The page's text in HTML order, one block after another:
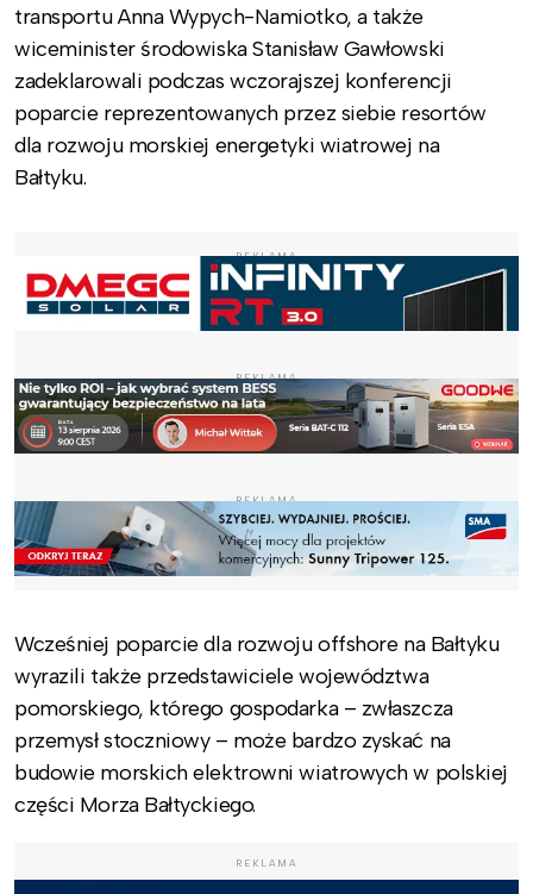
transportu Anna Wypych-Namiotko, a także
wiceminister środowiska Stanisław Gawłowski
zadeklarowali podczas wczorajszej konferencji
poparcie reprezentowanych przez siebie resortów
dla rozwoju morskiej energetyki wiatrowej na
Bałtyku.
REKLAMA
REKLAMA
REKLAMA
Wcześniej poparcie dla rozwoju offshore na Bałtyku
wyrazili także przedstawiciele województwa
pomorskiego, którego gospodarka – zwłaszcza
przemysł stoczniowy – może bardzo zyskać na
budowie morskich elektrowni wiatrowych w polskiej
części Morza Bałtyckiego.
REKLAMA